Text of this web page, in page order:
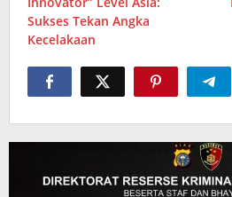
Sukses Tekan Angka
Kecelakaan